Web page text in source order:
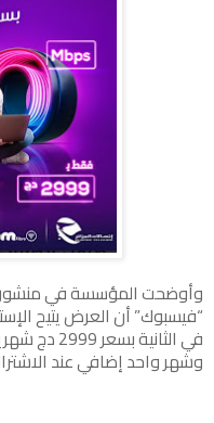
وأوضحت المؤسسة في منشور
في
وشهر واحد إضافي عند